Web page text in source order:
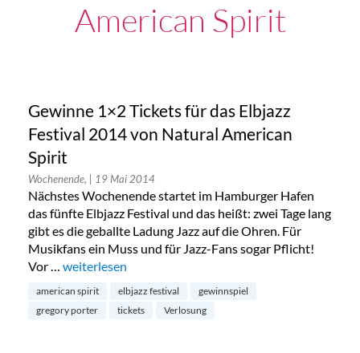
American Spirit
Gewinne 1×2 Tickets für das Elbjazz
Festival 2014 von Natural American
Spirit
Wochenende, | 19 Mai 2014
Nächstes Wochenende startet im Hamburger Hafen
das fünfte Elbjazz Festival und das heißt: zwei Tage lang
gibt es die geballte Ladung Jazz auf die Ohren. Für
Musikfans ein Muss und für Jazz-Fans sogar Pflicht!
Vor … „Gewinne 1×2 Tickets für das Elbjazz Festival 2014
weiterlesen
american spirit elbjazz festival
gewinnspiel
gregory porter
tickets Verlosung